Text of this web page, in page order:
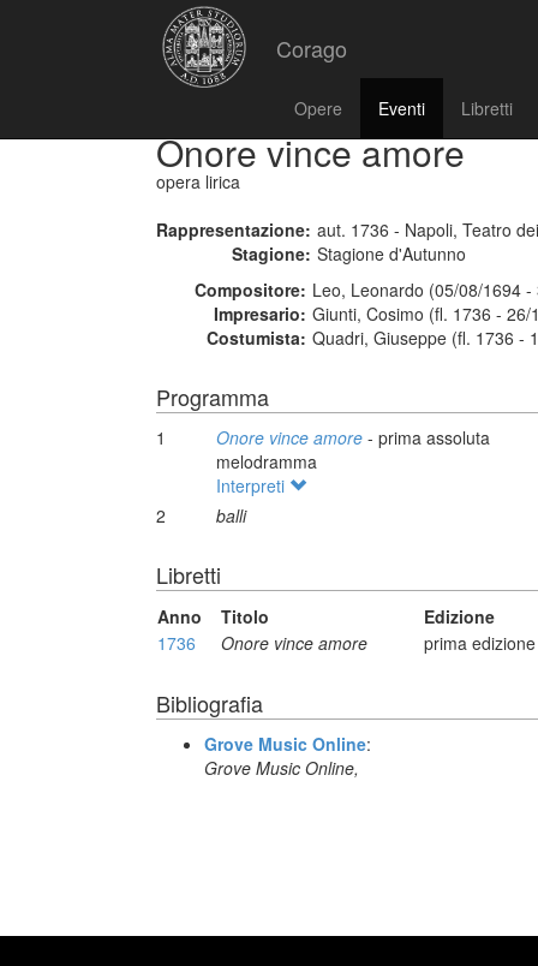
Corago
Opere Eventi Libretti
Onore vince amore
opera lirica
Rappresentazione: aut. 1736 - Napoli, Teatro
Stagione: Stagione d'Autunno
Compositore: Leo, Leonardo (05/08/1694
Impresario: Giunti, Cosimo (fl. 1736 - 26/
Costumista: Quadri, Giuseppe (fl. 1736 -
Programma
1 Onore vince amore - prima assoluta
melodramma
Interpreti
2
balli
Libretti
Anno Titolo
Edizione
1736
Onore vince amore prima
Bibliografia
Grove Music Online:
Grove Music Online,